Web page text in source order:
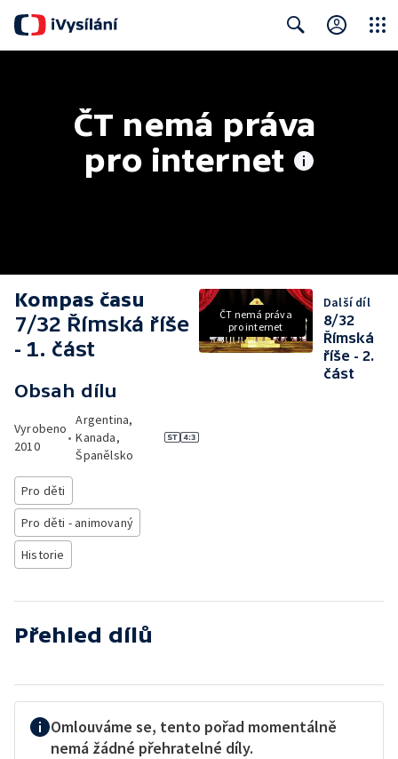
ČT nemá práva
pro internet
Kompas času
7/32 Římská říše
- 1. část
Obsah dílu
Vyrobeno
2010
•
Argentina,
Kanada,
Španělsko
Pro děti
Pro děti - animovaný
Historie
ČT nemá práva
pro internet
Další díl
8/32
Římská
říše - 2.
část
Přehled dílů
Omlouváme se, tento pořad momentálně
nemá žádné přehratelné díly.